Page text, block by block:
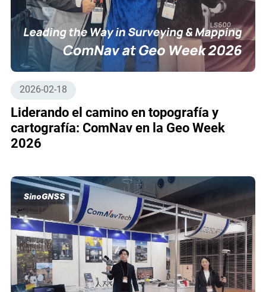
2026-02-18
Liderando el camino en topografía y
cartografía: ComNav en la Geo Week
2026